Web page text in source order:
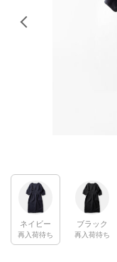
ネイビー
再入荷待ち
ブラック
再入荷待ち